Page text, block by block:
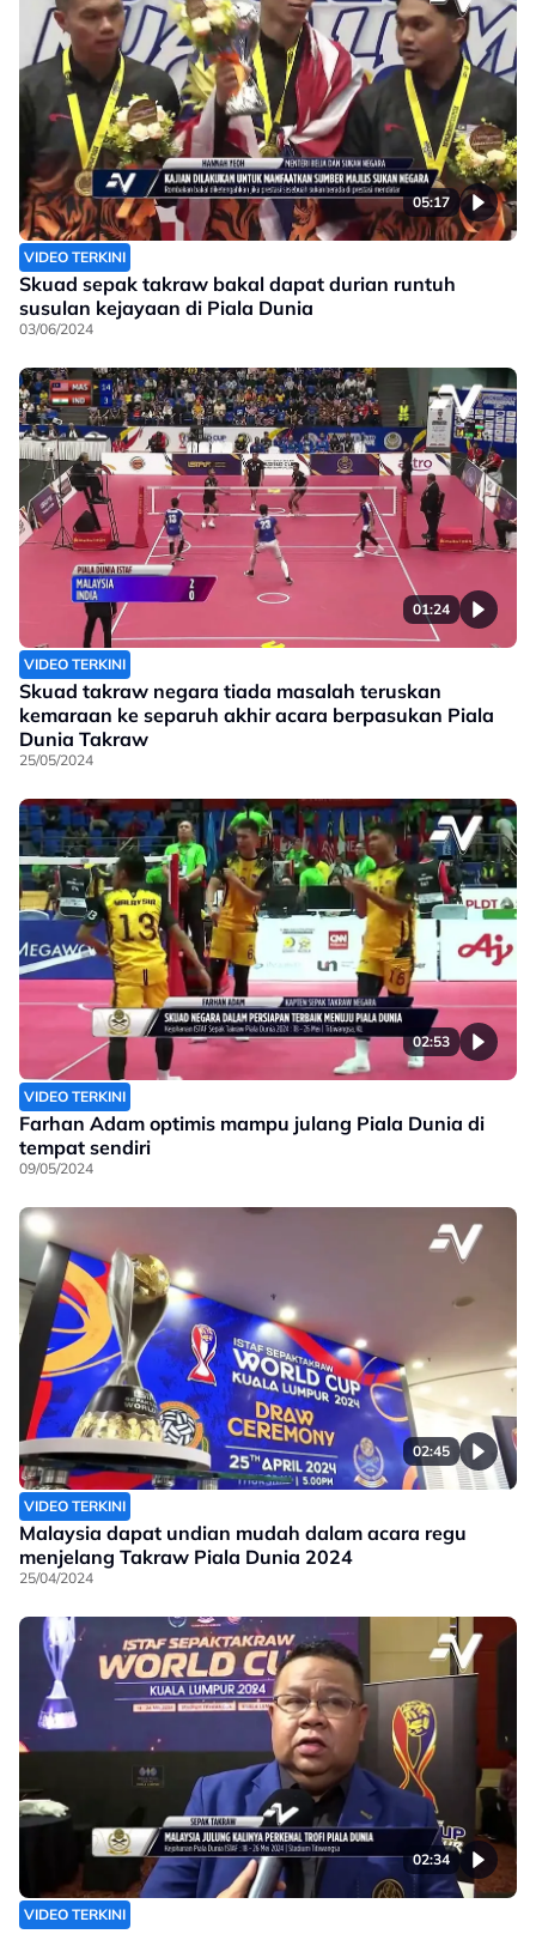
05:17
VIDEO TERKINI
Skuad sepak takraw bakal dapat durian runtuh
susulan kejayaan di Piala Dunia
03/06/2024
01:24
VIDEO TERKINI
Skuad takraw negara tiada masalah teruskan
kemaraan ke separuh akhir acara berpasukan Piala
Dunia Takraw
25/05/2024
02:53
VIDEO TERKINI
Farhan Adam optimis mampu julang Piala Dunia di
tempat sendiri
09/05/2024
02:45
VIDEO TERKINI
Malaysia dapat undian mudah dalam acara regu
menjelang Takraw Piala Dunia 2024
25/04/2024
02:34
VIDEO TERKINI